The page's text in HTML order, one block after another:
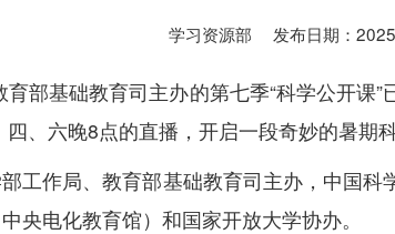
学习资源部 发布日期：
基础教育司主办的第七季“科学公开课”
、六晚8点的直播，开启一段奇妙的暑期科
作局、教育部基础教育司主办，中国科
央电化教育馆）和国家开放大学协办。